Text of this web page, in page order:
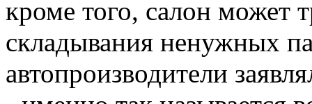
кроме того, салон может
складывания ненужных
автопроизводители